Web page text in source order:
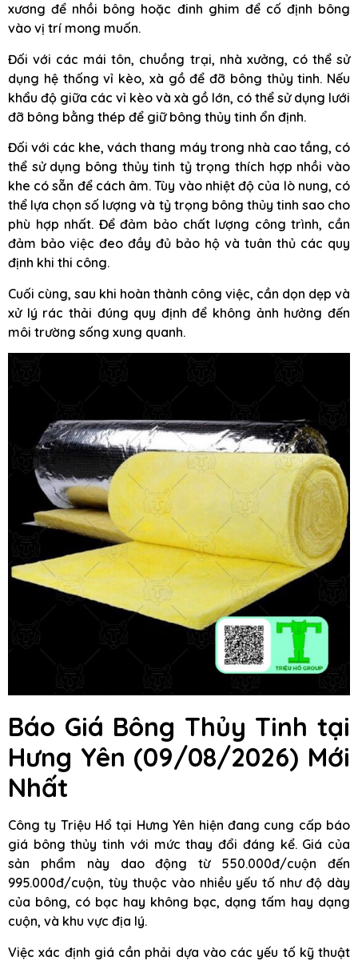
xương để nhồi bông hoặc đinh ghim để cố định bông
vào vị trí mong muốn.
Đối với các mái tôn, chuồng trại, nhà xưởng, có thể sử
dụng hệ thống vỉ kèo, xà gồ để đỡ bông thủy tinh. Nếu
khẩu độ giữa các vỉ kèo và xà gồ lớn, có thể sử dụng lưới
đỡ bông bằng thép để giữ bông thủy tinh ổn định.
Đối với các khe, vách thang máy trong nhà cao tầng, có
thể sử dụng bông thủy tinh tỷ trọng thích hợp nhồi vào
khe có sẵn để cách âm. Tùy vào nhiệt độ của lò nung, có
thể lựa chọn số lượng và tỷ trọng bông thủy tinh sao cho
phù hợp nhất. Để đảm bảo chất lượng công trình, cần
đảm bảo việc đeo đầy đủ bảo hộ và tuân thủ các quy
định khi thi công.
Cuối cùng, sau khi hoàn thành công việc, cần dọn dẹp và
xử lý rác thải đúng quy định để không ảnh hưởng đến
môi trường sống xung quanh.
Báo Giá Bông Thủy Tinh tại
Hưng Yên (09/08/2026) Mới
Nhất
Công ty Triệu Hổ tại Hưng Yên hiện đang cung cấp báo
giá bông thủy tinh với mức thay đổi đáng kể. Giá của
sản phẩm này dao động từ 550.000đ/cuộn đến
995.000đ/cuộn, tùy thuộc vào nhiều yếu tố như độ dày
của bông, có bạc hay không bạc, dạng tấm hay dạng
cuộn, và khu vực địa lý.
Việc xác định giá cần phải dựa vào các yếu tố kỹ thuật